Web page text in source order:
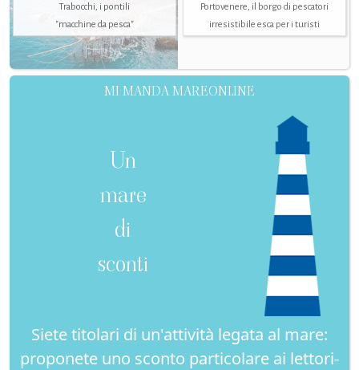
Trabocchi, i pontili
"macchine da pesca"
Portovenere, il borgo di pescatori
irresistibile esca per i turisti
MI MANDA MAREONLINE
Un
mare
di
sconti
Siete titolari di un'attività legata al mare:
proponete uno sconto particolare ai lettori-